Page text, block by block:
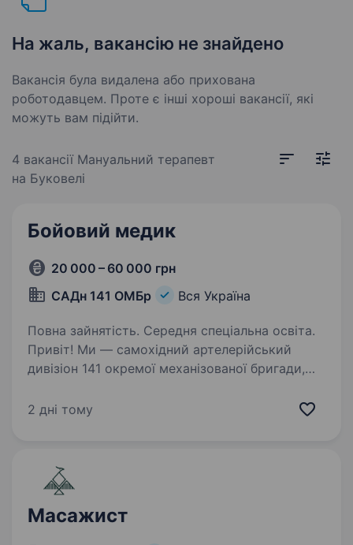
На жаль, вакансію не знайдено
Вакансія була видалена або прихована
роботодавцем. Проте є інші хороші вакансії, які
можуть вам підійти.
4 вакансії Мануальний терапевт
на Буковелі
Бойовий медик
20 000 – 60 000 грн
САДн 141 ОМБр
Вся Україна
Повна зайнятість. Середня спеціальна освіта.
Привіт! Ми — самохідний артелерійський
дивізіон 141 окремої механізованої бригади,
бореться за мир і безпеку України. Наше
2 дні тому
Масажист